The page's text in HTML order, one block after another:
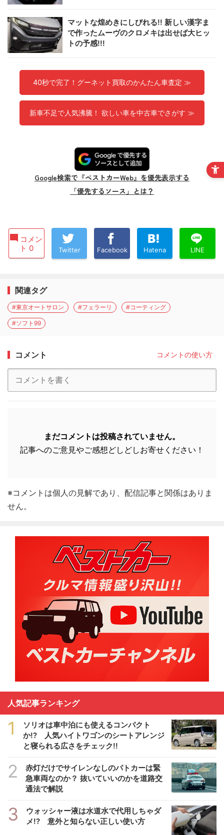
マットな煌めきにしびれる!! 新しい漢字ま
で作ったムーヴのクロメキは出せば大ヒッ
トの予感!!!
40秒で完了！グーネット買取のかんたん車査定 ≫
新車不足で人気沸騰！ 欲しい車を中古車でさがす ≫
Google検索で『ベストカーWeb』を優先表示する
「優先するソース」とは？
コメン
ト 0
Twitter Facebook Hatena LINE
関連タグ
#東京オートサロン #フェラーリ #コーティング
#ソフト99
コメント コメントの使い方
まだコメントは投稿されていません。
記事へのご意見やご感想どしどしお寄せください！
※コメントは個人の見解であり、配信記事と関係はありま
せん。
人気記事ランキング
1
ソリオは車中泊にも使えるコンパクト
か!? 人気ハイトワゴンのシートアレンジ
と寝られる広さをチェック!!
2
赤灯だけでサイレンなしのパトカーは緊
急車両なのか？ 抜いていいのかを道路交
通法で解説
3
ウォッシャー液は水道水で代用しちゃダ
メ!? 意外と知らない正しい使い方